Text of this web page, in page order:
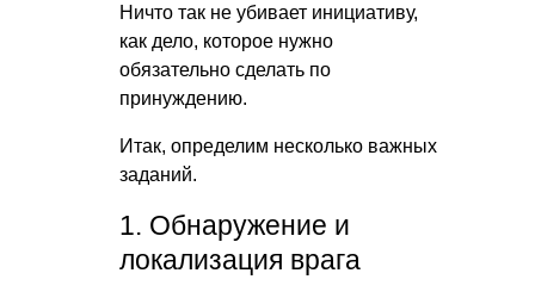
Ничто так не убивает инициативу,
как дело, которое нужно
обязательно сделать по
принуждению.
Итак, определим несколько важных
заданий.
1. Обнаружение и
локализация врага